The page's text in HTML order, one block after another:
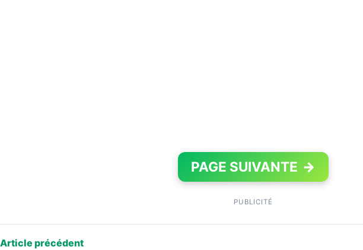
PAGE SUIVANTE →
PUBLICITÉ
Article précédent